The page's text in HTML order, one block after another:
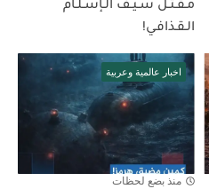
مـقـتـل سـيـف الـإسـلـام
الـقـذافـي!
اخبار عالمية وعربية
منذ بضع لحظات